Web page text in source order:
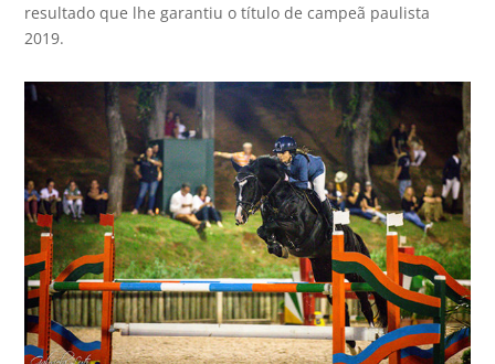
resultado que lhe garantiu o título de campeã paulista
2019.